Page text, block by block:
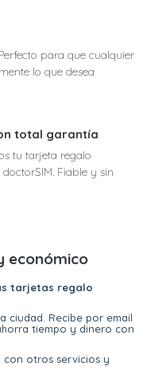
para que cualquier
lo que desea
total garantía
tu tarjeta regalo
Fiable y sin
económico
tarjetas regalo
ciudad. Recibe por email
tiempo y dinero con
con otros servicios y